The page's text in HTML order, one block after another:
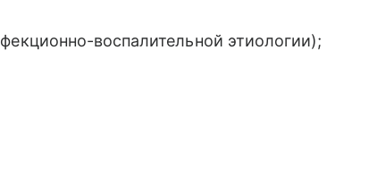
воспалительной этиологии);